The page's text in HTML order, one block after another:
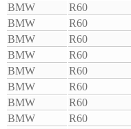
BMW
R60
BMW
R60
BMW
R60
BMW
R60
BMW
R60
BMW
R60
BMW
R60
BMW
R60